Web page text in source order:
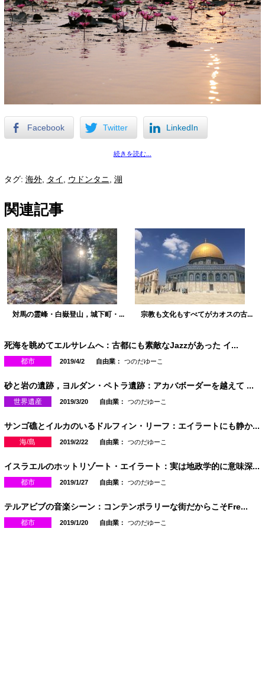
Facebook Twitter LinkedIn
続きを読む...
タグ: 海外, タイ, ウドンタニ, 湖
関連記事
対馬の霊峰・白嶽登山，城下町・... 宗教も文化もすべてがカオスの古...
死海を眺めてエルサレムへ：古都にも素敵なJazzがあった イ...
都市 2019/4/2 自由業： つのだゆーこ
砂と岩の遺跡，ヨルダン・ペトラ遺跡：アカバボーダーを越えて ...
世界遺産 2019/3/20 自由業： つのだゆーこ
サンゴ礁とイルカのいるドルフィン・リーフ：エイラートにも静か...
海/島 2019/2/22 自由業： つのだゆーこ
イスラエルのホットリゾート・エイラート：実は地政学的に意味深...
都市 2019/1/27 自由業： つのだゆーこ
テルアビブの音楽シーン：コンテンポラリーな街だからこそFre...
都市 2019/1/20 自由業： つのだゆーこ